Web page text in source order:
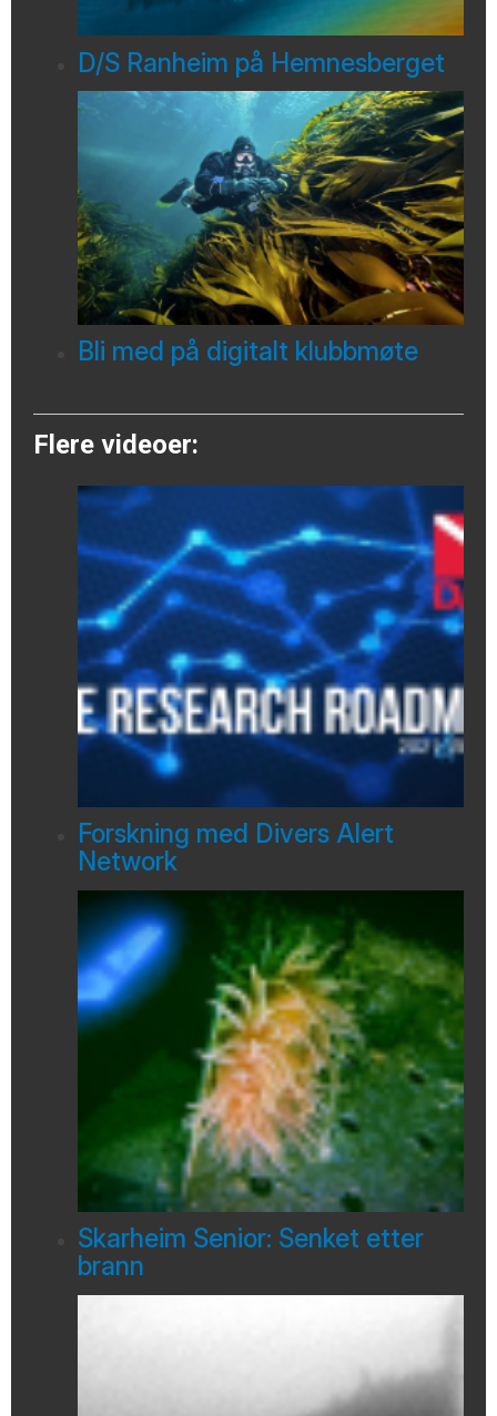
D/S Ranheim på Hemnesberget
Bli med på digitalt klubbmøte
Flere videoer:
Forskning med Divers Alert
Network
Skarheim Senior: Senket etter
brann